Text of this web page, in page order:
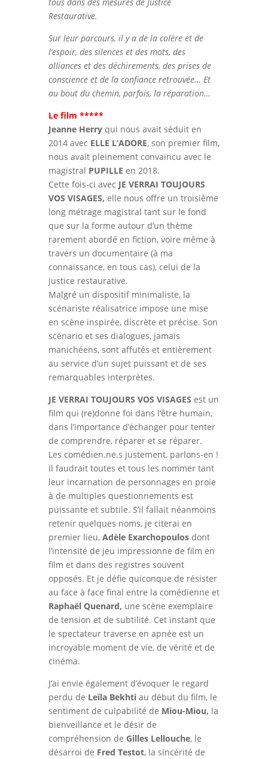
Restaurative.
Sur leur parcours, il y a de la colère et de
l’espoir, des silences et des mots, des
alliances et des déchirements, des prises de
conscience et de la conﬁance retrouvée… Et
au bout du chemin, parfois, la réparation…
Le film *****
Jeanne Herryqui nous avait séduit en
2014 avec ELLE L’ADORE, son premier film,
nous avait pleinement convaincu avec le
magistral PUPILLE en 2018.
Cette fois-ci avec JE VERRAI TOUJOURS
VOS VISAGES, elle nous offre un troisième
long métrage magistral tant sur le fond
que sur la forme autour d’un thème
rarement abordé en fiction, voire même à
travers un documentaire (à ma
connaissance, en tous cas), celui de la
justice restaurative.
Malgré un dispositif minimaliste, la
scénariste réalisatrice impose une mise
en scène inspirée, discrète et précise. Son
scénario et ses dialogues, jamais
manichéens, sont affutés et entièrement
au service d’un sujet puissant et de ses
remarquables interprètes.
JE VERRAI TOUJOURS VOS VISAGES est un
film qui (re)donne foi dans l’être humain,
dans l’importance d’échanger pour tenter
de comprendre, réparer et se réparer.
Les comédien.ne.s justement, parlons-en !
Il faudrait toutes et tous les nommer tant
leur incarnation de personnages en proie
à de multiples questionnements est
puissante et subtile. S’il fallait néanmoins
retenir quelques noms, je citerai en
premier lieu, Adèle Exarchopoulosdont
l’intensité de jeu impressionne de film en
film et dans des registres souvent
opposés. Et je défie quiconque de résister
au face à face final entre la comédienne et
Raphaël Quenard, une scène exemplaire
de tension et de subtilité. Cet instant que
le spectateur traverse en apnée est un
incroyable moment de vie, de vérité et de
cinéma.
J’ai envie également d’évoquer le regard
perdu de Leïla Bekhtiau début du film, le
sentiment de culpabilité de Miou-Miou, la
bienveillance et le désir de
compréhension de Gilles Lellouche, le
désarroi de Fred Testot, la sincérité de